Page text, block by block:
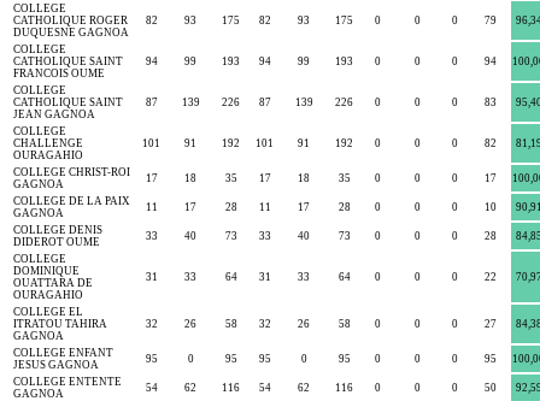
COLLEGE
CATHOLIQUE ROGER
DUQUESNE GAGNOA
82 93 175 82 93 175 0 0 0 79
COLLEGE
CATHOLIQUE SAINT
FRANCOIS OUME
94 99 193 94 99 193 0 0 0 94
COLLEGE
CATHOLIQUE SAINT
JEAN GAGNOA
87 139 226 87 139 226 0 0 0 83
COLLEGE
CHALLENGE
OURAGAHIO
101 91 192 101 91 192 0 0 0 82
COLLEGE CHRIST-ROI
GAGNOA
17 18 35 17 18 35 0 0 0 17
COLLEGE DE LA PAIX
GAGNOA
11 17 28 11 17 28 0 0 0 10
COLLEGE DENIS
DIDEROT OUME
33 40 73 33 40 73 0 0 0 28
COLLEGE
DOMINIQUE
OUATTARA DE
OURAGAHIO
31 33 64 31 33 64 0 0 0 22
COLLEGE EL
ITRATOU TAHIRA
GAGNOA
32 26 58 32 26 58 0 0 0 27
COLLEGE ENFANT
JESUS GAGNOA
95 0 95 95 0 95 0 0 0 95
COLLEGE ENTENTE
GAGNOA
54 62 116 54 62 116 0 0 0 50